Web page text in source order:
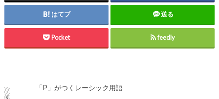
はてブ 送る
Pocket feedly
「P」がつくレーシック用語